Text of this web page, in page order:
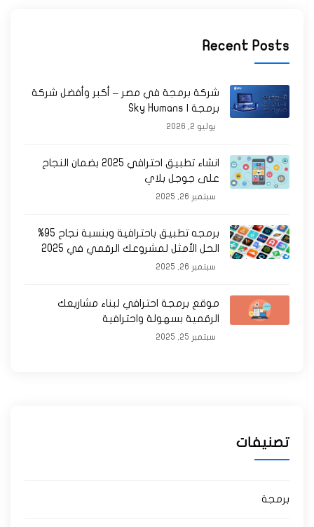
Recent Posts
شركة برمجة في مصر – أكبر وأفضل شركة
برمجة | Sky Humans
يوليو 2, 2026
انشاء تطبيق احترافي 2025 بضمان النجاح
على جوجل بلاي
سبتمبر 26, 2025
برمجه تطبيق باحترافية وبنسبة نجاح 95%
الحل الأمثل لمشروعك الرقمي في 2025
سبتمبر 26, 2025
موقع برمجة احترافي لبناء مشاريعك
الرقمية بسهولة واحترافية
سبتمبر 25, 2025
تصنيفات
برمجة